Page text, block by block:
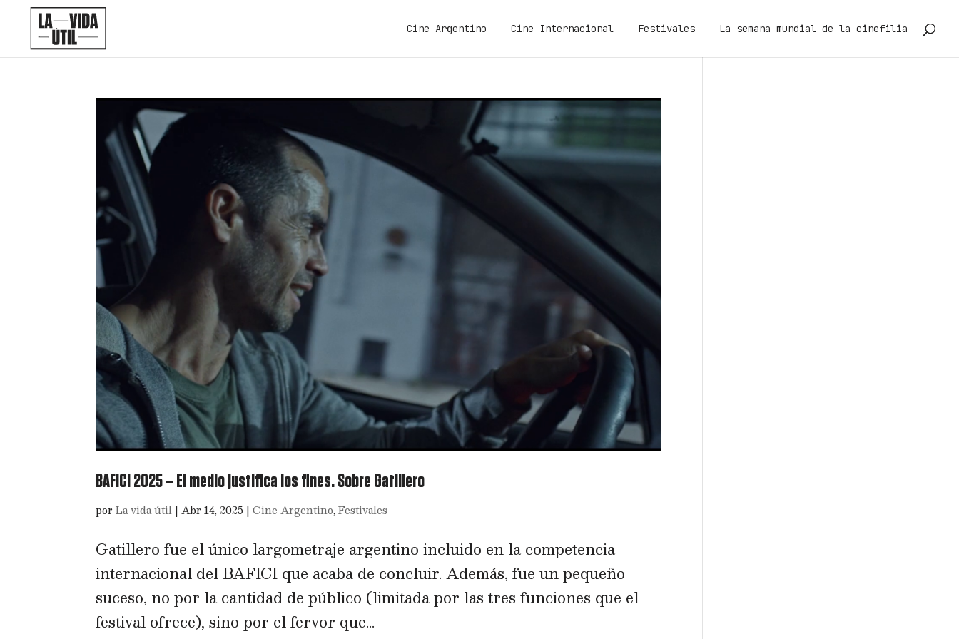
Cine Argentino Cine Internacional Festivales La semana mundial de la cinefilia
BAFICI 2025 – El medio justifica los fines. Sobre Gatillero
porLa vida útil |Abr 14, 2025 |Cine Argentino,Festivales
Gatillero fue el único largometraje argentino incluido en la competencia
internacional del BAFICI que acaba de concluir. Además, fue un pequeño
suceso, no por la cantidad de público (limitada por las tres funciones que el
festival ofrece), sino por el fervor que...